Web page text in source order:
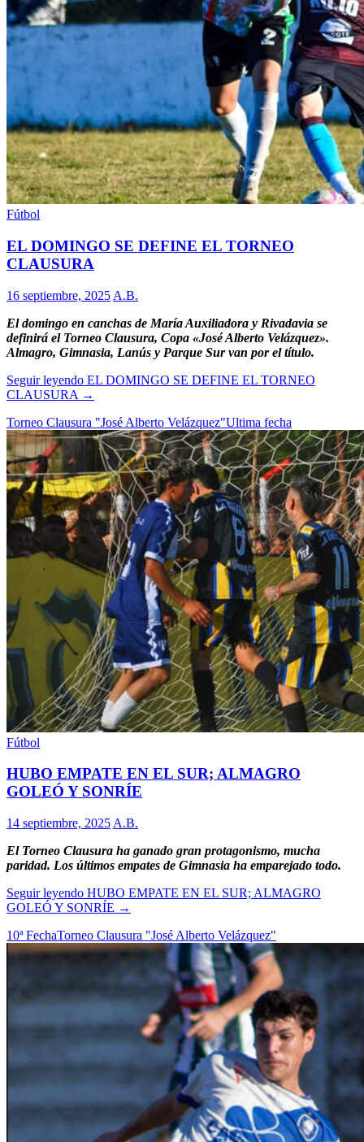
Fútbol
EL DOMINGO SE DEFINE EL TORNEO
CLAUSURA
16 septiembre, 2025 A.B.
El domingo en canchas de María Auxiliadora y Rivadavia se
definirá el Torneo Clausura, Copa «José Alberto Velázquez».
Almagro, Gimnasia, Lanús y Parque Sur van por el título.
Seguir leyendo EL DOMINGO SE DEFINE EL TORNEO
CLAUSURA →
Torneo Clausura "José Alberto Velázquez"Ultima fecha
Fútbol
HUBO EMPATE EN EL SUR; ALMAGRO
GOLEÓ Y SONRÍE
14 septiembre, 2025 A.B.
El Torneo Clausura ha ganado gran protagonismo, mucha
paridad. Los últimos empates de Gimnasia ha emparejado todo.
Seguir leyendo HUBO EMPATE EN EL SUR; ALMAGRO
GOLEÓ Y SONRÍE →
10ª FechaTorneo Clausura "José Alberto Velázquez"